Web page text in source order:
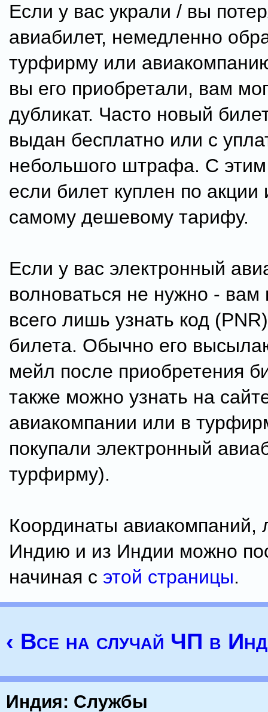
Если у вас украли / вы
авиабилет, немедленно
турфирму или
вы его приобретали, вам
дубликат. Часто новый
выдан бесплатно или с
небольшого штрафа. С
если билет куплен по акции
самому дешевому тарифу.
Если у вас электронный
волноваться не нужно - вам
всего лишь узнать код
билета. Обычно его
мейл после приобретения
также можно узнать на
авиакомпании или в
покупали электронный
турфирму).
Координаты авиакомпаний,
Индию и из Индии можно
начиная с этой страницы.
‹ Все на случай ЧП в
Индия: Службы